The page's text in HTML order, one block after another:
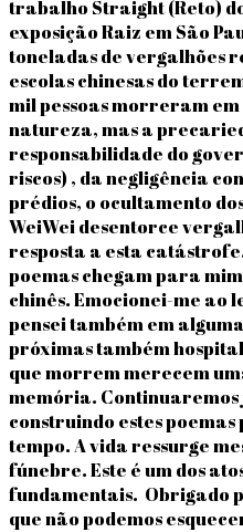
trabalho Straight (Reto)
exposição Raiz em São
toneladas de vergalhões
escolas chinesas do
mil pessoas morreram
natureza, mas a
responsabilidade do
riscos) , da negligência
prédios, o ocultamento
WeiWei desentorce
resposta a esta
poemas chegam para
chinês. Emocionei-me ao
pensei também em
próximas também
que morrem merecem
memória. Continuaremos
construindo estes
tempo. A vida ressurge
fúnebre. Este é um dos
fundamentais. Obrigado
que não podemos